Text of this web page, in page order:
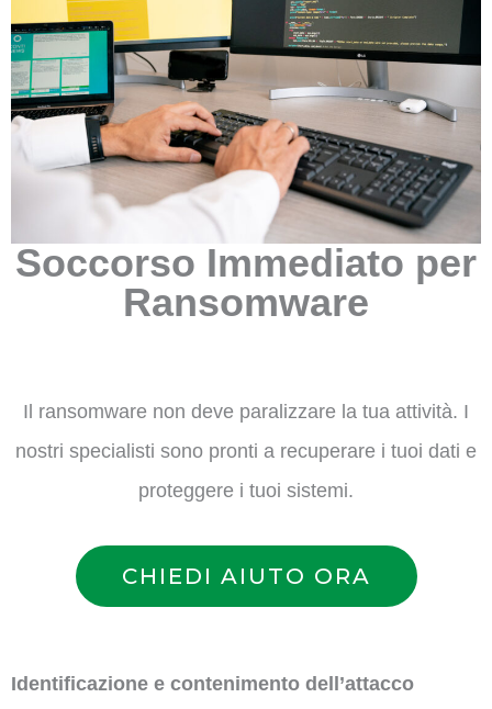
Soccorso Immediato per
Ransomware
Il ransomware non deve paralizzare la tua attività. I
nostri specialisti sono pronti a recuperare i tuoi dati e
proteggere i tuoi sistemi.
CHIEDI AIUTO ORA
Identificazione e contenimento dell’attacco